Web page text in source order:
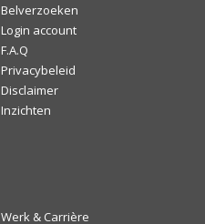
Belverzoeken
Login account
F.A.Q
Privacybeleid
Disclaimer
Inzichten
Werk & Carrière